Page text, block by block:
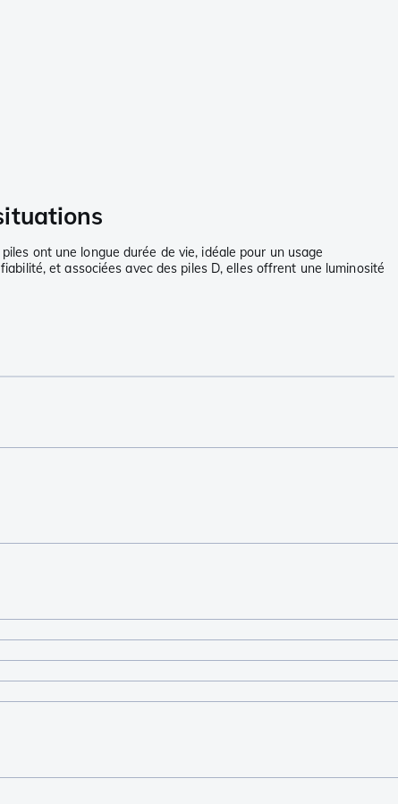
ont une longue durée de vie, idéale pour un usage
et associées avec des piles D, elles offrent une luminosité